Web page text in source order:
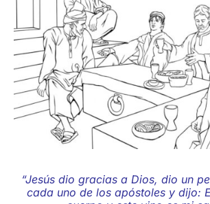
“Jesús dio gracias a Dios, dio un
cada uno de los apóstoles y dijo: